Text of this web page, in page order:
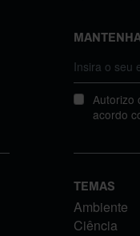
Autorizo
acordo
TEMAS
Ambiente
Ciência